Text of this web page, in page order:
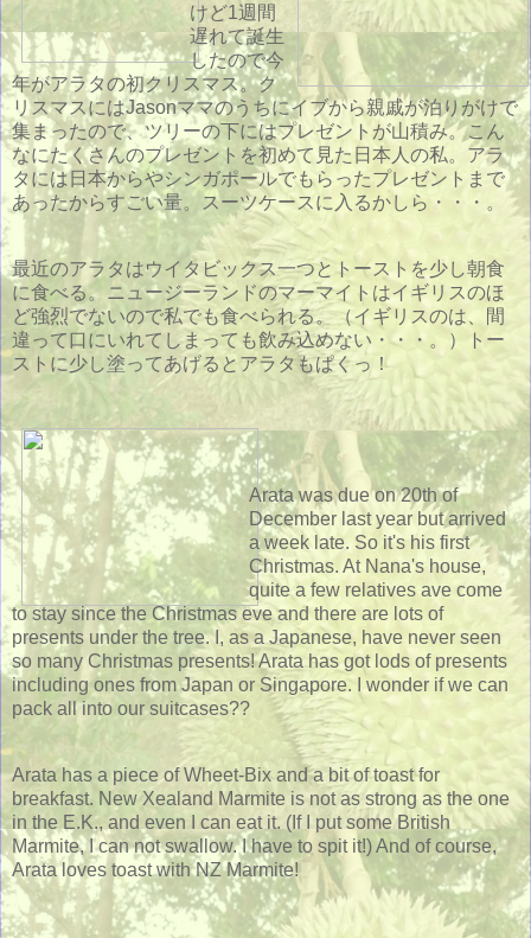
けど1週間
遅れて誕生
したので今
年がアラタの初クリスマス。ク
リスマスにはJasonママのうちにイブから親戚が泊りがけで
集まったので、ツリーの下にはプレゼントが山積み。こん
なにたくさんのプレゼントを初めて見た日本人の私。アラ
タには日本からやシンガポールでもらったプレゼントまで
あったからすごい量。スーツケースに入るかしら・・・。
最近のアラタはウイタビックス一つとトーストを少し朝食
に食べる。ニュージーランドのマーマイトはイギリスのほ
ど強烈でないので私でも食べられる。（イギリスのは、間
違って口にいれてしまっても飲み込めない・・・。）トー
ストに少し塗ってあげるとアラタもぱくっ！
Arata was due on 20th of
December last year but arrived
a week late. So it's his first
Christmas. At Nana's house,
quite a few relatives ave come
to stay since the Christmas eve and there are lots of
presents under the tree. I, as a Japanese, have never seen
so many Christmas presents! Arata has got lods of presents
including ones from Japan or Singapore. I wonder if we can
pack all into our suitcases??
Arata has a piece of Wheet-Bix and a bit of toast for
breakfast. New Xealand Marmite is not as strong as the one
in the E.K., and even I can eat it. (If I put some British
Marmite, I can not swallow. I have to spit it!) And of course,
Arata loves toast with NZ Marmite!